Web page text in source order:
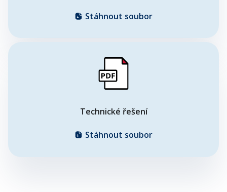
Stáhnout soubor
Technické řešení
Stáhnout soubor